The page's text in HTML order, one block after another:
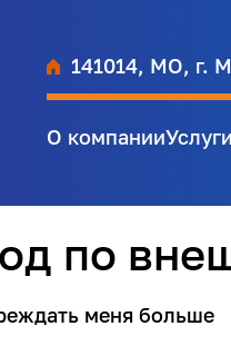
141014, МО, г.
О компанииУслуги
по
меня больше